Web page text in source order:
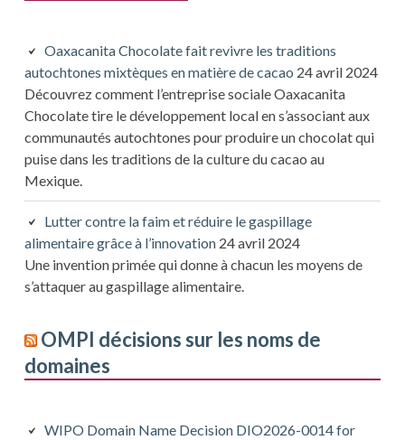
Oaxacanita Chocolate fait revivre les traditions
autochtones mixtèques en matière de cacao 24 avril 2024
Découvrez comment l’entreprise sociale Oaxacanita
Chocolate tire le développement local en s’associant aux
communautés autochtones pour produire un chocolat qui
puise dans les traditions de la culture du cacao au
Mexique.
Lutter contre la faim et réduire le gaspillage
alimentaire grâce à l’innovation 24 avril 2024
Une invention primée qui donne à chacun les moyens de
s’attaquer au gaspillage alimentaire.
OMPI décisions sur les noms de
domaines
WIPO Domain Name Decision DIO2026-0014 for